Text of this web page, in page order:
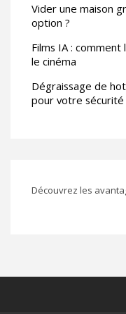
Vider une maison
option ?
Films IA :
le cinéma
Dégraissage de
pour votre sécurité
Découvrez les